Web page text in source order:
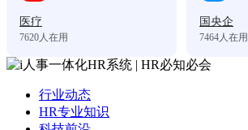
医疗
7620人在用
国央企
7464人在用
行业动态
HR专业知识